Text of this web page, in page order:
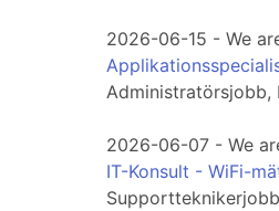
2026-06-15 - We
Administratörsjobb,
2026-06-07 - We
IT-Konsult - WiFi-